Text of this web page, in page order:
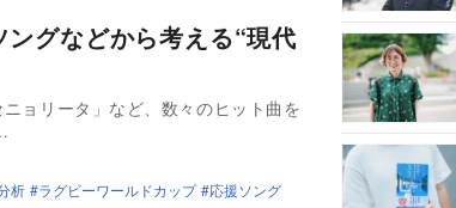
グなどから考える“現代
ョリータ」など、数々のヒット曲を
析 ラグビーワールドカップ 応援ソング